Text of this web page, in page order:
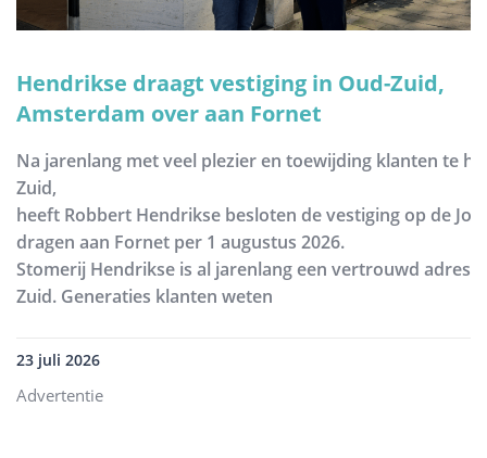
Hendrikse draagt vestiging in Oud-Zuid,
Amsterdam over aan Fornet
Na jarenlang met veel plezier en toewijding klanten te
Zuid,
heeft Robbert Hendrikse besloten de vestiging op de
dragen aan Fornet per 1 augustus 2026.
Stomerij Hendrikse is al jarenlang een vertrouwd adres
Zuid. Generaties klanten weten
23 juli 2026
Advertentie